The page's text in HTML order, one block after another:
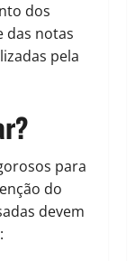
dos
das notas
pela
para
do
devem